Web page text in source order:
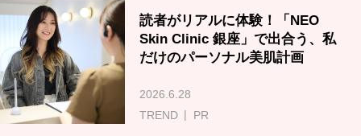
読者がリアルに体験！「NEO
Skin Clinic 銀座」で出合う、私
だけのパーソナル美肌計画
2026.6.28
TREND
PR